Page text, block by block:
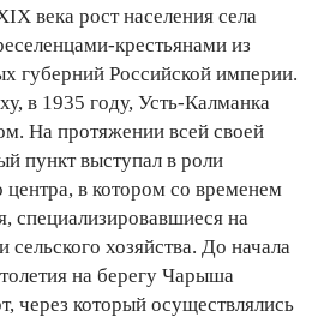
века рост населения села
крестьянами из
губерний Российской империи.
в 1935 году, Усть-Калманка
На протяжении всей своей
пункт выступал в роли
центра, в котором со временем
специализировавшиеся на
сельского хозяйства. До начала
на берегу Чарыша
через который осуществлялись